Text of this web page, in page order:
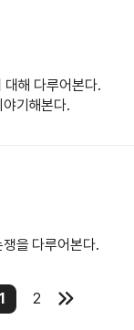
해 다루어본다.
기해본다.
을 다루어본다.
1 2